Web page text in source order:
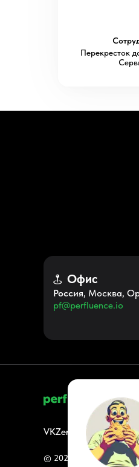
Перекресток
Офис
Россия, Москва,
pf@perfluence.io
VKZen Youtube
© 2026 Perfluence LLC